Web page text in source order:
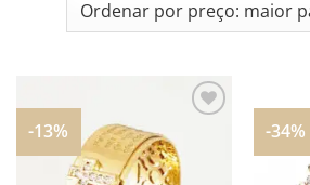
-13%
meus
desejos
-34%